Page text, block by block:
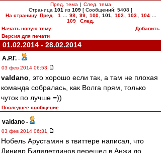
Пред. тема | След. тема
Страница 101 из 109 [ Сообщений: 5408 ]
На страницу Пред. 1 98 99 100 101 102 103 104
109
След.
Начать новую тему
Добавить
Версия для печати
01.02.2014 - 28.02.2014
А.Р.Г. -
03 фев 2014 06:53
valdano , это хорошо если так, а там не плохая
команда собралась, как Волга прям, только
чуток по лучше =))
Последнее сообщение
valdano -
03 фев 2014 06:31
Нобель Арустамян в твиттере написал, что
Динияр Билялетдинов перешел в Анжи до